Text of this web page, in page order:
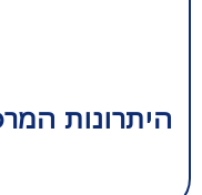
היתרונות